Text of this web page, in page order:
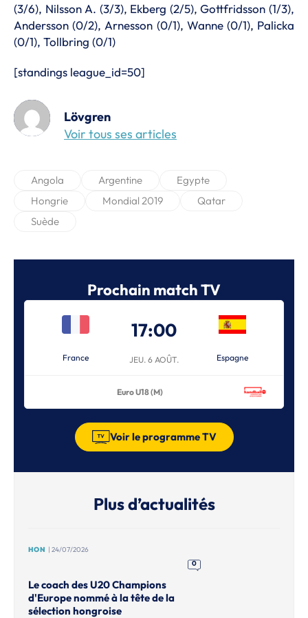
(3/6), Nilsson A. (3/3), Ekberg (2/5), Gottfridsson (1/3),
Andersson (0/2), Arnesson (0/1), Wanne (0/1), Palicka
(0/1), Tollbring (0/1)
[standings league_id=50]
Lövgren
Voir tous ses articles
Angola Argentine
Egypte
Hongrie
Mondial 2019
Qatar
Suède
Prochain match TV
France
17:00
JEU. 6 AOÛT. Espagne
Euro U18 (M)
Voir le programme TV
Plus d’actualités
HON | 24/07/2026
0
Le coach des U20 Champions
d'Europe nommé à la tête de la
sélection hongroise